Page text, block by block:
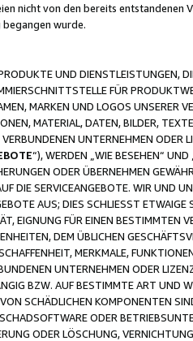
nicht von den bereits
wurde.
UND DIENSTLEISTUNGEN,
FÜR
MARKEN UND LOGOS UNSERER
MATERIAL, DATEN, BILDER,
UNTERNEHMEN ODER
“), WERDEN „WIE BESEHEN“
ODER ÜBERNEHMEN
DIE SERVICEANGEBOTE. WIR UND
AUS; DIES SCHLIESST
EIGNUNG FÜR EINEN
DEM ÜBLICHEN
MERKMALE,
UNTERNEHMEN ODER
BZW. AUF BESTIMMTE ART UND
SCHÄDLICHEN KOMPONENTEN
ODER
ODER LÖSCHUNG,